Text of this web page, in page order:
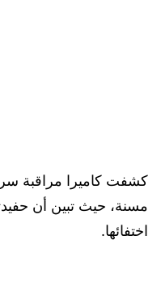
كشفت كاميرا مراقبة سر
مسنة، حيث تبين أن
اختفائها.